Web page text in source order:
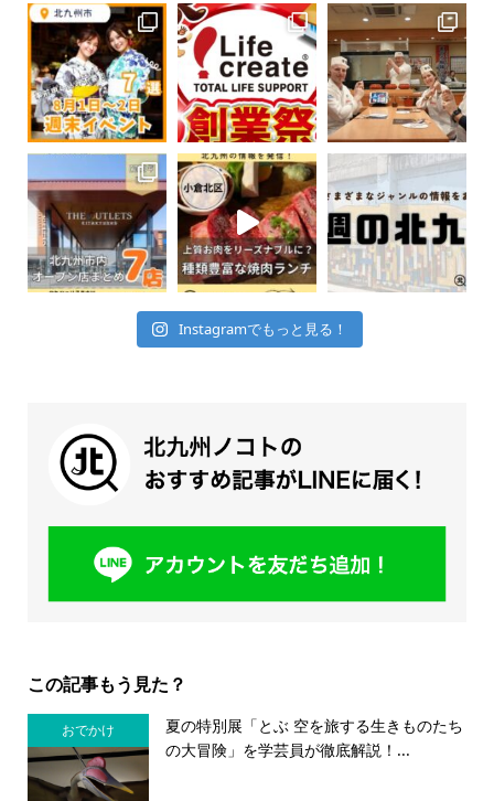
Instagramでもっと見る！
この記事もう見た？
おでかけ
夏の特別展「とぶ 空を旅する生きものたち
の大冒険」を学芸員が徹底解説！...